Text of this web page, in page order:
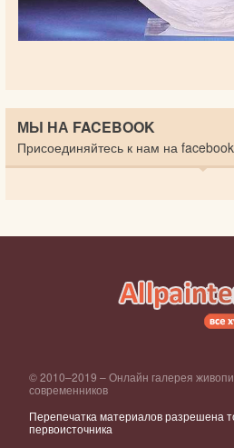
МЫ НА FACEBOOK
Присоединяйтесь к нам на facebook
© 2010–2019 – Онлайн галерея
современников
Перепечатка материалов разрешена
первоисточника